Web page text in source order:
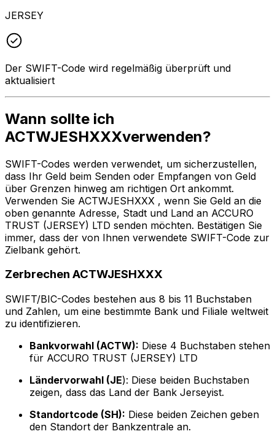
JERSEY
Der SWIFT-Code wird regelmäßig überprüft und
aktualisiert
Wann sollte ich
ACTWJESHXXXverwenden?
SWIFT-Codes werden verwendet, um sicherzustellen,
dass Ihr Geld beim Senden oder Empfangen von Geld
über Grenzen hinweg am richtigen Ort ankommt.
Verwenden Sie ACTWJESHXXX , wenn Sie Geld an die
oben genannte Adresse, Stadt und Land an ACCURO
TRUST (JERSEY) LTD senden möchten. Bestätigen Sie
immer, dass der von Ihnen verwendete SWIFT-Code zur
Zielbank gehört.
Zerbrechen ACTWJESHXXX
SWIFT/BIC-Codes bestehen aus 8 bis 11 Buchstaben
und Zahlen, um eine bestimmte Bank und Filiale weltweit
zu identifizieren.
Bankvorwahl (ACTW): Diese 4 Buchstaben stehen
für ACCURO TRUST (JERSEY) LTD
Ländervorwahl (JE): Diese beiden Buchstaben
zeigen, dass das Land der Bank Jerseyist.
Standortcode (SH): Diese beiden Zeichen geben
den Standort der Bankzentrale an.